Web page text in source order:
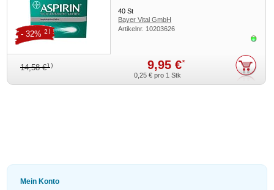
40St
Bayer Vital GmbH
Artikelnr. 10203626
14,58 €1) 9,95 €*
- 32% 2)
0,25 € pro 1 Stk
Mein Konto